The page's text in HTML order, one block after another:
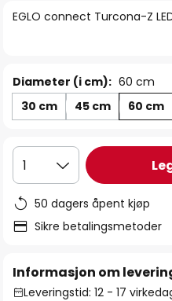
bildegalleri
EGLO connect Turcona-Z
Diameter (i cm): 60 cm
30 cm
45 cm 60 cm
1
50 dagers åpent kjøp
Sikre betalingsmetoder
Informasjon om
Leveringstid: 12 - 17